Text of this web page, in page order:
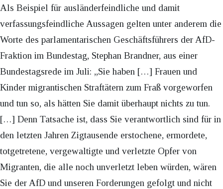
Als Beispiel für ausländerfeindliche und damit
verfassungsfeindliche Aussagen gelten unter anderem die
Worte des parlamentarischen Geschäftsführers der AfD-
Fraktion im Bundestag, Stephan Brandner, aus einer
Bundestagsrede im Juli: „Sie haben […] Frauen und
Kinder migrantischen Straftätern zum Fraß vorgeworfen
und tun so, als hätten Sie damit überhaupt nichts zu tun.
[…] Denn Tatsache ist, dass Sie verantwortlich sind für in
den letzten Jahren Zigtausende erstochene, ermordete,
totgetretene, vergewaltigte und verletzte Opfer von
Migranten, die alle noch unverletzt leben würden, wären
Sie der AfD und unseren Forderungen gefolgt und nicht